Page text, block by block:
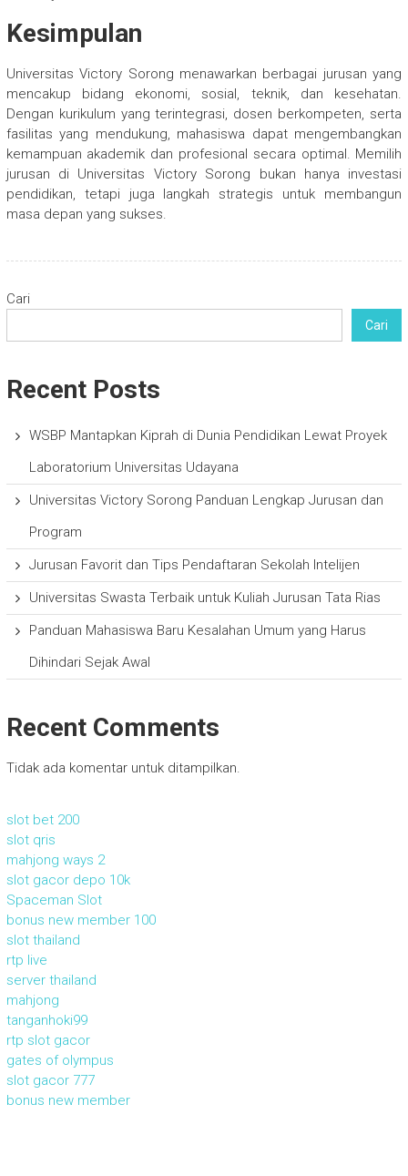
Kesimpulan
Universitas Victory Sorong menawarkan berbagai jurusan yang
mencakup bidang ekonomi, sosial, teknik, dan kesehatan.
Dengan kurikulum yang terintegrasi, dosen berkompeten, serta
fasilitas yang mendukung, mahasiswa dapat mengembangkan
kemampuan akademik dan profesional secara optimal. Memilih
jurusan di Universitas Victory Sorong bukan hanya investasi
pendidikan, tetapi juga langkah strategis untuk membangun
masa depan yang sukses.
Cari
Cari
Recent Posts
WSBP Mantapkan Kiprah di Dunia Pendidikan Lewat Proyek
Laboratorium Universitas Udayana
Universitas Victory Sorong Panduan Lengkap Jurusan dan
Program
Jurusan Favorit dan Tips Pendaftaran Sekolah Intelijen
Universitas Swasta Terbaik untuk Kuliah Jurusan Tata Rias
Panduan Mahasiswa Baru Kesalahan Umum yang Harus
Dihindari Sejak Awal
Recent Comments
Tidak ada komentar untuk ditampilkan.
slot bet 200
slot qris
mahjong ways 2
slot gacor depo 10k
Spaceman Slot
bonus new member 100
slot thailand
rtp live
server thailand
mahjong
tanganhoki99
rtp slot gacor
gates of olympus
slot gacor 777
bonus new member